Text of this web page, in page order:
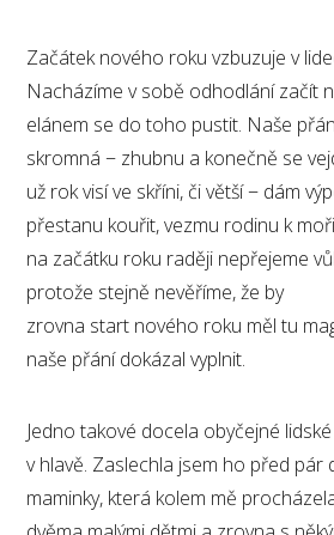
Začátek nového roku vzbuzuje v
Nacházíme v sobě odhodlání začít
elánem se do toho pustit. Naše
skromná − zhubnu a konečně se
už rok visí ve skříni, či větší − dám
přestanu kouřit, vezmu rodinu k
na začátku roku raději nepřejeme
protože stejně nevěříme, že by
zrovna start nového roku měl tu
naše přání dokázal vyplnit.
Jedno takové docela obyčejné
v hlavě. Zaslechla jsem ho před pár
maminky, která kolem mě